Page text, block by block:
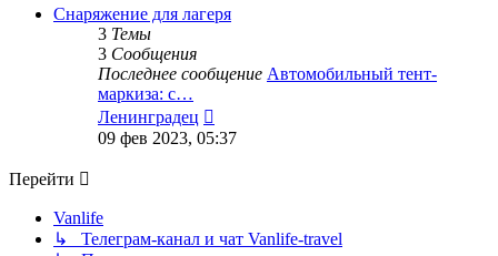
сообщению
Снаряжение для лагеря
3 Темы
3 Сообщения
Последнее сообщение Автомобильный тент-
маркиза: с…
Ленинградец
к
09 фев 2023, 05:37
Перейти
Vanlife
↳ Телеграм-канал и чат Vanlife-travel